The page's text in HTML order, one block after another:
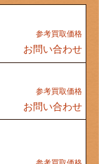
お問い合わせ
お問い合わせ